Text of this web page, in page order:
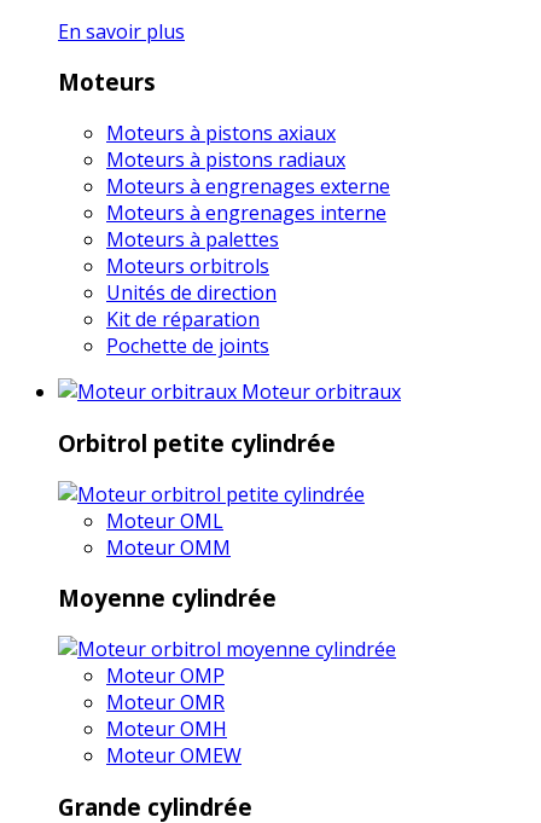
En savoir plus
Moteurs
Moteurs à pistons axiaux
Moteurs à pistons radiaux
Moteurs à engrenages externe
Moteurs à engrenages interne
Moteurs à palettes
Moteurs orbitrols
Unités de direction
Kit de réparation
Pochette de joints
Moteur orbitraux
Orbitrol petite cylindrée
Moteur OML
Moteur OMM
Moyenne cylindrée
Moteur OMP
Moteur OMR
Moteur OMH
Moteur OMEW
Grande cylindrée